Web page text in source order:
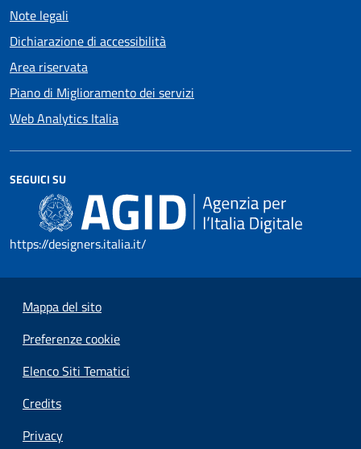
Note legali
Dichiarazione di accessibilità
Area riservata
Piano di Miglioramento dei servizi
Web Analytics Italia
SEGUICI SU
https://designers.italia.it/
Mappa del sito
Preferenze cookie
Elenco Siti Tematici
Credits
Privacy